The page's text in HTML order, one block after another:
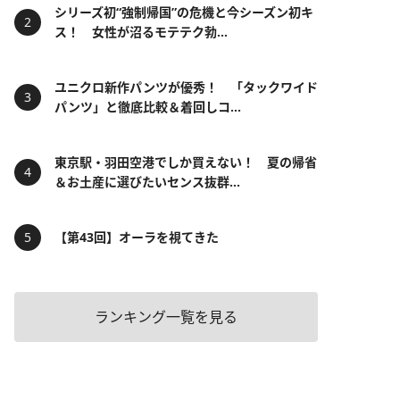
シリーズ初“強制帰国”の危機と今シーズン初キ
ス！ 女性が沼るモテテク勃...
ユニクロ新作パンツが優秀！ 「タックワイド
パンツ」と徹底比較＆着回しコ...
東京駅・羽田空港でしか買えない！ 夏の帰省
＆お土産に選びたいセンス抜群...
【第43回】オーラを視てきた
ランキング一覧を見る